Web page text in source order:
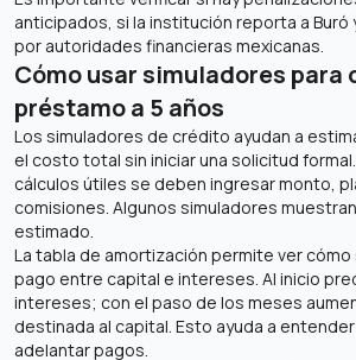
anticipados, si la institución reporta a Buró
por autoridades financieras mexicanas.
Cómo usar simuladores para
préstamo a 5 años
Los simuladores de crédito ayudan a
el costo total sin iniciar una solicitud
cálculos útiles se deben ingresar monto,
comisiones. Algunos simuladores
estimado.
La tabla de amortización permite ver
pago entre capital e intereses. Al inicio
intereses; con el paso de los meses
destinada al capital. Esto ayuda a
adelantar pagos.